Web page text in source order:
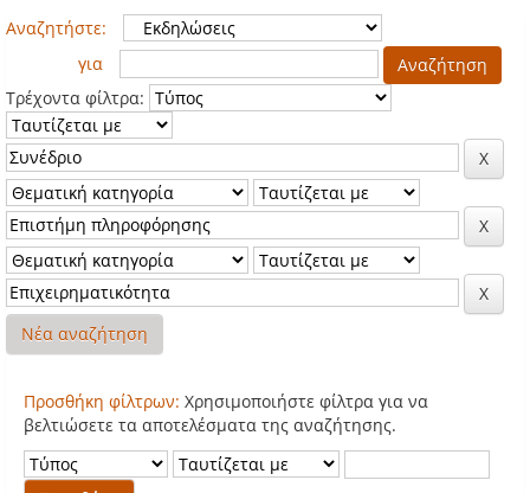
Αναζητήστε:
για
Τρέχοντα φίλτρα:
Νέα αναζήτηση
Προσθήκη φίλτρων: Χρησιμοποιήστε φίλτρα για να
βελτιώσετε τα αποτελέσματα της αναζήτησης.